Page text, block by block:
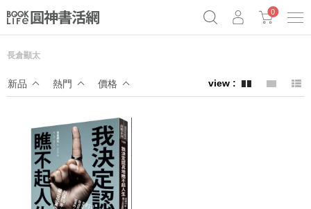
Netflix話題章魚小說！
0
長倉顯太
新品 熱門 價格